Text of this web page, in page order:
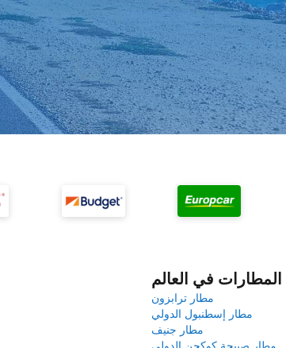
في العالم
مطار ترابزون
مطار إسطنبول الدولي
مطار جنيف
مطار صبيحة كوكجن الدولي